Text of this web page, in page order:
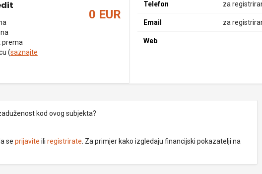
prema
(saznajte
0 EUR
Telefon za
Email za
Web
kod ovog subjekta?
se prijavite ili registrirate . Za primjer kako izgledaju financijski pokazatelji na